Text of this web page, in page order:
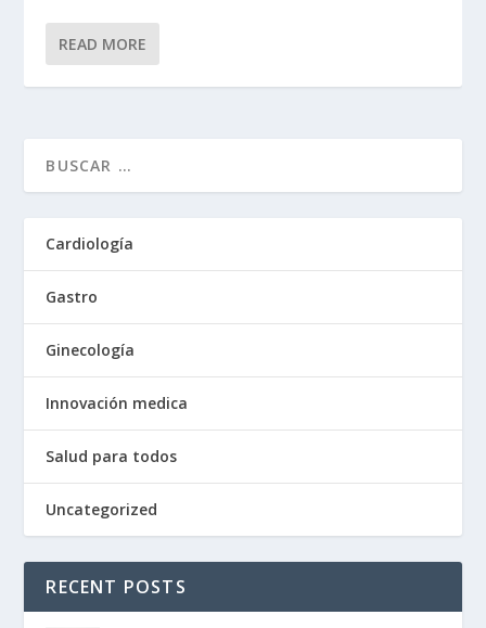
READ MORE
Cardiología
Gastro
Ginecología
Innovación medica
Salud para todos
Uncategorized
RECENT POSTS